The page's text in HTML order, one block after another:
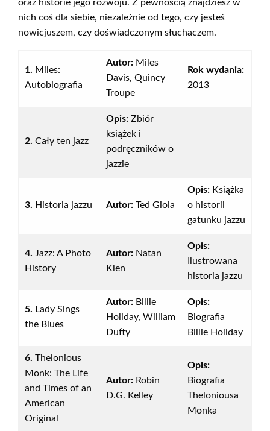
oraz historie jego rozwoju. Z pewnością znajdziesz w
nich coś dla siebie, niezależnie od tego, czy jesteś
nowicjuszem, czy doświadczonym słuchaczem.
1. Miles:
Autobiografia
Autor: Miles
Davis, Quincy
Troupe
Rok wydania:
2013
2. Cały ten jazz
Opis: Zbiór
książek i
podręczników o
jazzie
3. Historia jazzu Autor: Ted Gioia
Opis: Książka
o historii
gatunku jazzu
4. Jazz: A Photo
History
Autor: Natan
Klen
Opis:
Ilustrowana
historia jazzu
5. Lady Sings
the Blues
Autor: Billie
Holiday, William
Dufty
Opis:
Biografia
Billie Holiday
6. Thelonious
Monk: The Life
and Times of an
American
Original
Autor: Robin
D.G. Kelley
Opis:
Biografia
Theloniousa
Monka